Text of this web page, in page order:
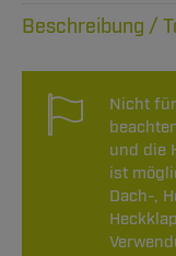
Nicht
und die
ist
Dach-,